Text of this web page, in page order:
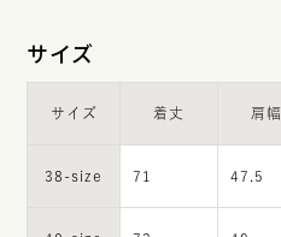
サイズ
サイズ 着丈 肩幅
38-size 71 47.5